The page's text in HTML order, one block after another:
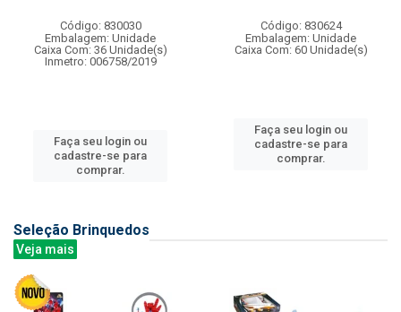
Código: 830030
Embalagem: Unidade
Caixa Com: 36 Unidade(s)
Inmetro: 006758/2019
Faça seu login ou
cadastre-se para
comprar.
Código: 830624
Embalagem: Unidade
Caixa Com: 60 Unidade(s)
Faça seu login ou
cadastre-se para
comprar.
Seleção Brinquedos
Veja mais